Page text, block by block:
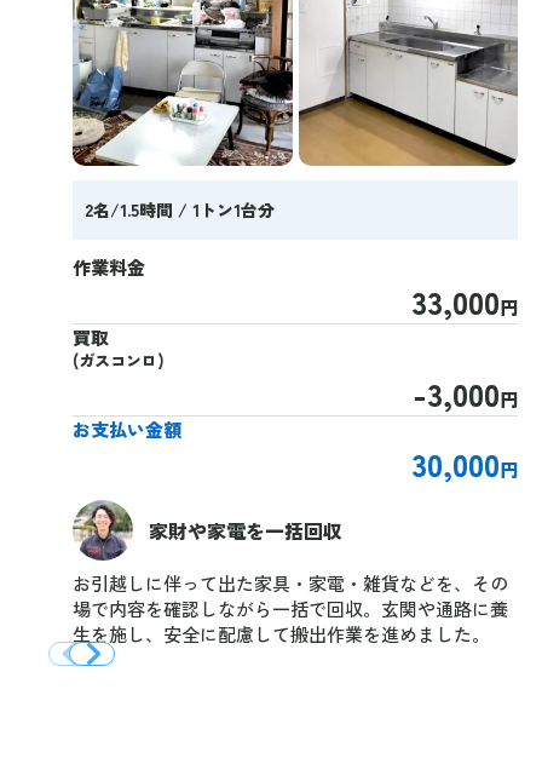
2名/1.5時間 / 1トン1台分
作業料金
33,000円
買取
(ガスコンロ)
-3,000円
お支払い金額
30,000円
家財や家電を一括回収
お引越しに伴って出た家具・家電・雑貨などを、その
場で内容を確認しながら一括で回収。玄関や通路に養
生を施し、安全に配慮して搬出作業を進めました。